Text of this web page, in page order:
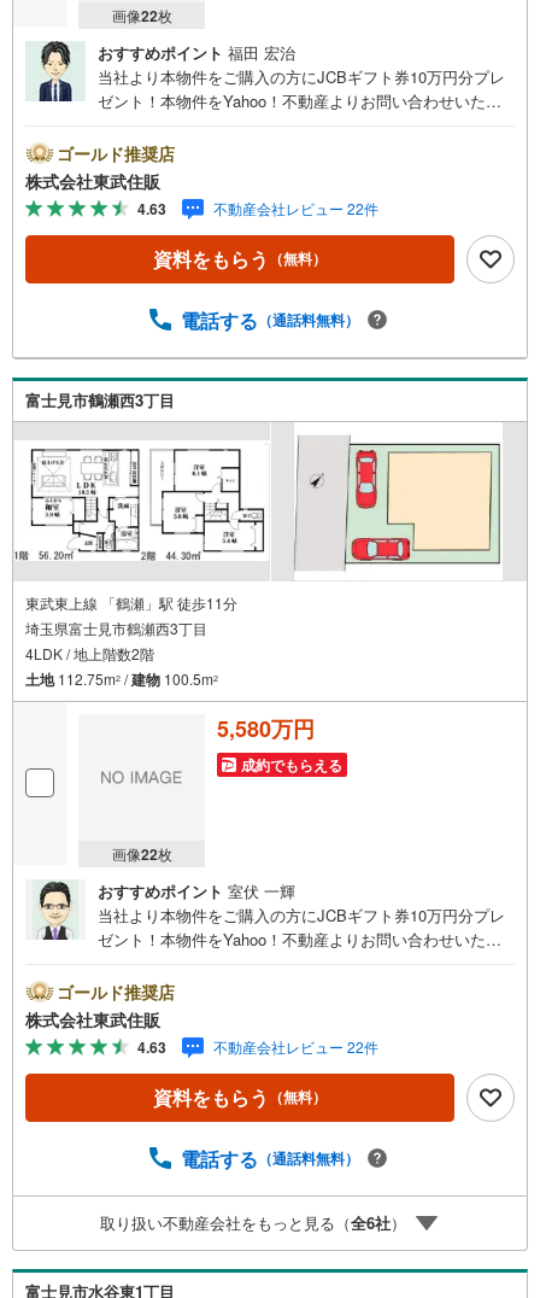
画像22枚
おすすめポイント 福田 宏治
当社より本物件をご購入の方にJCBギフト券10万円分プレ
ゼント！本物件をYahoo！不動産よりお問い合わせいただ
ンとの併用不可。【営業時間 10:00～18:00】この時間帯
はお電話でのお問い合わせがスムーズです。住み替えをご
希望の方は自社買取保証付売却プランがございます。お気
軽にお問い合わせください。●鶴瀬駅徒歩12分●カースペー
ス2台可●2階リビング●都市ガス・本下水◇当社の強みは
（1）リフォーム（当社でも再販事業を行っている為、お客
紹介（提携ハウスメーカー7社を保有しておりますので、ご
いに関する不動産情報を豊富に取り揃えております。また
リフォームの相談も承ります。◇インターネット予約で当
日現地見学が可能です（1）［室内・現地を見学する］をク
リック（2）本日～4日以内をご希望の方は「ご要望・ご質
問欄」に希望日時をご記入ください！
ゴールド推奨店
株式会社東武住販
4.63 不動産会社レビュー 22件
資料をもらう （無料）
電話する （通話料無料）
富士見市鶴瀬西3丁目
東武東上線 「鶴瀬」駅 徒歩11分
埼玉県富士見市鶴瀬西3丁目
4LDK / 地上階数2階
土地112.75m2 /建物 100.5m2
画像22枚
5,580万円
成約でもらえる
おすすめポイント 室伏 一輝
当社より本物件をご購入の方にJCBギフト券10万円分プレ
ゼント！本物件をYahoo！不動産よりお問い合わせいただ
ンとの併用不可。【営業時間 10:00～18:00】この時間帯
はお電話でのお問い合わせがスムーズです。住み替えをご
希望の方は自社買取保証付売却プランがございます。お気
軽にお問い合わせください。●鶴瀬駅徒歩11分●カースペー
ス2台可●リビングイン階段●都市ガス・本下水◇当社の強
みは（1）リフォーム（当社でも再販事業を行っている為、
のご紹介（提携ハウスメーカー7社を保有しておりますの
◇住まいに関する不動産情報を豊富に取り揃えておりま
す。またリフォームの相談も承ります。◇インターネット
予約で当日現地見学が可能です（1）［室内・現地を見学す
る］をクリック（2）本日～4日以内をご希望の方は「ご要
ゴールド推奨店
株式会社東武住販
4.63 不動産会社レビュー 22件
資料をもらう （無料）
電話する （通話料無料）
取り扱い不動産会社をもっと見る（全6社）
富士見市水谷東1丁目